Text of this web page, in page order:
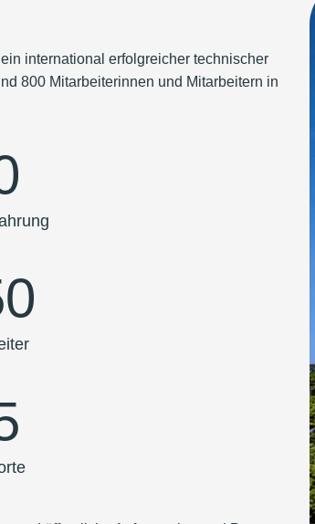
international erfolgreicher technischer
800 Mitarbeiterinnen und Mitarbeitern in